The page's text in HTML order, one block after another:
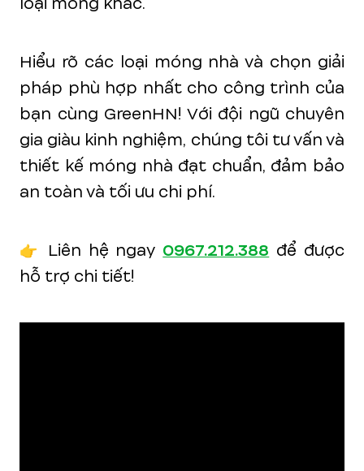
Hiểu rõ các loại móng nhà và chọn giải
pháp phù hợp nhất cho công trình của
bạn cùng GreenHN! Với đội ngũ chuyên
gia giàu kinh nghiệm, chúng tôi tư vấn và
thiết kế móng nhà đạt chuẩn, đảm bảo
an toàn và tối ưu chi phí.
👉 Liên hệ ngay0967.212.388 để được
hỗ trợ chi tiết!